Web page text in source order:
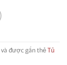
và được gắn thẻTủ